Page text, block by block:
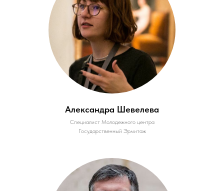
Александра Шевелева
Специалист Молодежного центра
Государственный Эрмитаж